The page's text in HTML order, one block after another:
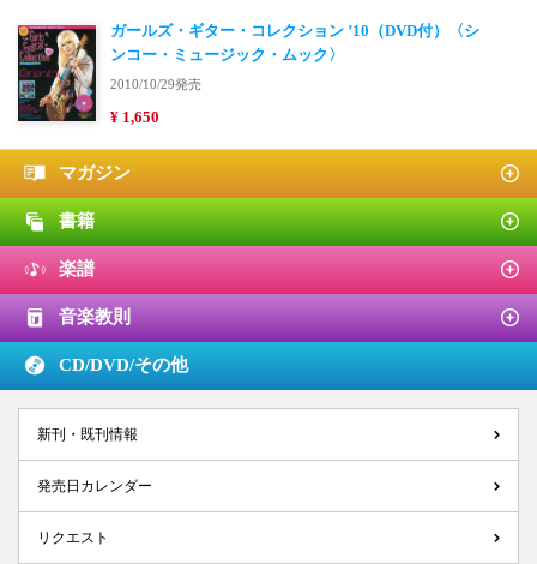
ガールズ・ギター・コレクション ’10（DVD付）〈シ
ンコー・ミュージック・ムック〉
2010/10/29発売
¥ 1,650
マガジン
書籍
楽譜
音楽教則
CD/DVD/その他
新刊・既刊情報
発売日カレンダー
リクエスト